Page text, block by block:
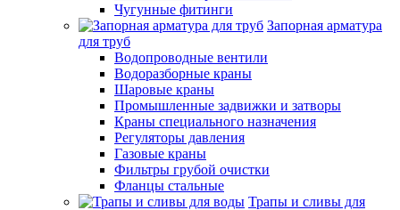
Чугунные фитинги
Запорная арматура
для труб
Водопроводные вентили
Водоразборные краны
Шаровые краны
Промышленные задвижки и затворы
Краны специального назначения
Регуляторы давления
Газовые краны
Фильтры грубой очистки
Фланцы стальные
Трапы и сливы для